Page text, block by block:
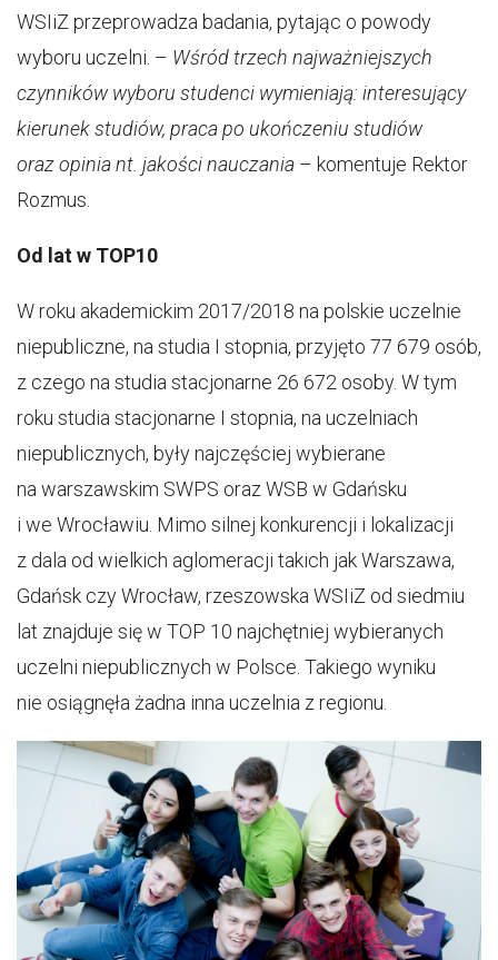
WSIiZ przeprowadza badania, pytając o powody
wyboru uczelni. – Wśród trzech najważniejszych
czynników wyboru studenci wymieniają: interesujący
kierunek studiów, praca po ukończeniu studiów
oraz opinia nt. jakości nauczania – komentuje Rektor
Rozmus.
Od lat w TOP10
W roku akademickim 2017/2018 na polskie uczelnie
niepubliczne, na studia I stopnia, przyjęto 77 679 osób,
z czego na studia stacjonarne 26 672 osoby. W tym
roku studia stacjonarne I stopnia, na uczelniach
niepublicznych, były najczęściej wybierane
na warszawskim SWPS oraz WSB w Gdańsku
i we Wrocławiu. Mimo silnej konkurencji i lokalizacji
z dala od wielkich aglomeracji takich jak Warszawa,
Gdańsk czy Wrocław, rzeszowska WSIiZ od siedmiu
lat znajduje się w TOP 10 najchętniej wybieranych
uczelni niepublicznych w Polsce. Takiego wyniku
nie osiągnęła żadna inna uczelnia z regionu.